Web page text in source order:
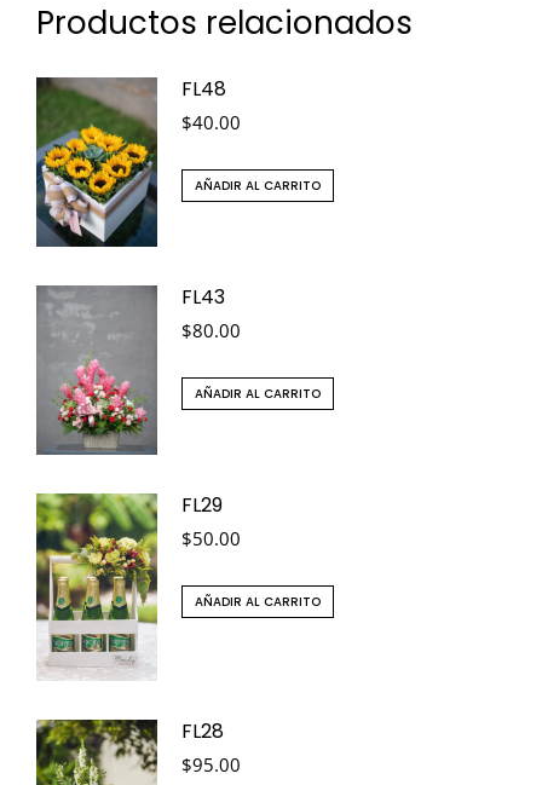
Productos relacionados
FL48
$40.00
AÑADIR AL CARRITO
FL43
$80.00
AÑADIR AL CARRITO
FL29
$50.00
AÑADIR AL CARRITO
FL28
$95.00